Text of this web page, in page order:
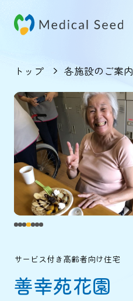
トップ 各施設のご案内
サービス付き高齢者向け住宅
善幸苑花園